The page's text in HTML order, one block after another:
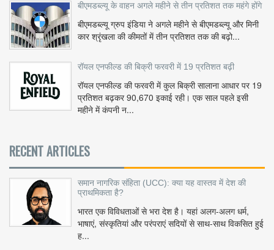
बीएमडब्ल्यू के वाहन अगले महीने से तीन प्रतिशत तक महंगे होंगे
बीएमडब्ल्यू ग्रुप इंडिया ने अगले महीने से बीएमडब्ल्यू और मिनी
कार श्रृंखला की कीमतों में तीन प्रतिशत तक की बढ़ो...
रॉयल एनफील्ड की बिक्री फरवरी में 19 प्रतिशत बढ़ी
रॉयल एनफील्ड की फरवरी में कुल बिक्री सालाना आधार पर 19
प्रतिशत बढ़कर 90,670 इकाई रही। एक साल पहले इसी
महीने में कंपनी न...
RECENT ARTICLES
समान नागरिक संहिता (UCC): क्या यह वास्तव में देश की
प्राथमिकता है?
भारत एक विविधताओं से भरा देश है। यहां अलग-अलग धर्म,
भाषाएं, संस्कृतियां और परंपराएं सदियों से साथ-साथ विकसित हुई
ह...